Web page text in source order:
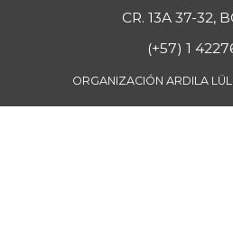
CR. 13A 37-32,
(+57) 1
ORGANIZACIÓN ARDILA